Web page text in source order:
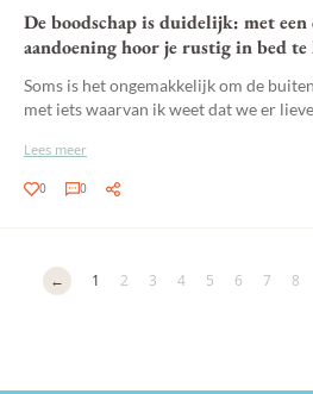
De boodschap is duidelijk: met een
aandoening hoor je rustig in bed te
Soms is het ongemakkelijk om de
met iets waarvan ik weet dat we er
Lees meer
0 0
← 1 2 3 4 5 6 7 8